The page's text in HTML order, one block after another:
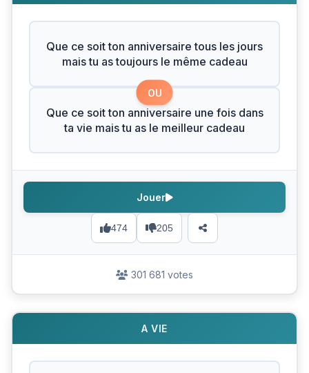
Que ce soit ton anniversaire tous les jours
mais tu as toujours le même cadeau
OU
Que ce soit ton anniversaire une fois dans
ta vie mais tu as le meilleur cadeau
474 205
Jouer
301 681 votes
A VIE